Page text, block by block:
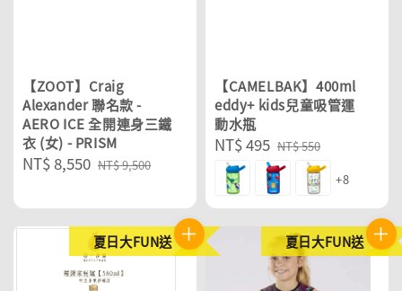
【ZOOT】Craig
Alexander 聯名款 -
AERO ICE 全開連身三鐵
衣 (女) - PRISM
Sale
NT$ 8,550 Regular
NT$ 9,500
【CAMELBAK】400ml
eddy+ kids兒童吸管運
動水瓶
Sale
price
NT$ 495 Regular
price
NT$ 550
+8
夏日大FUN送 夏日大FUN送